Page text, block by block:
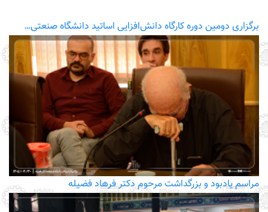
برگزاری دومین دوره کارگاه دانش‌افزایی اساتید دانشگاه صنعتی…
مراسم یادبود و بزرگداشت مرحوم دکتر فرهاد فضیله